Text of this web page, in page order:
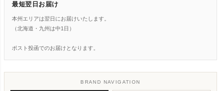
最短翌日お届け
本州エリアは翌日にお届けいたします。
（北海道・九州は中1日）
ポスト投函でのお届けとなります。
BRAND NAVIGATION